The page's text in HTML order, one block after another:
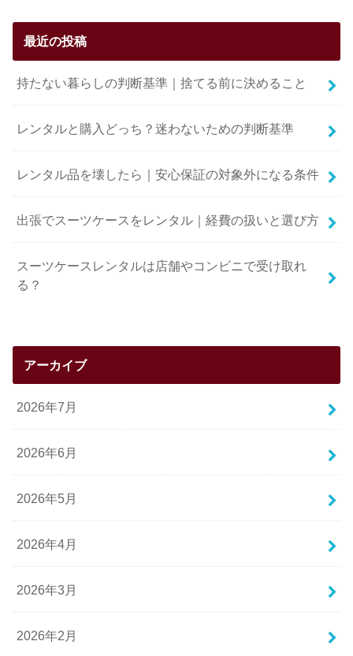
最近の投稿
持たない暮らしの判断基準｜捨てる前に決めること
レンタルと購入どっち？迷わないための判断基準
レンタル品を壊したら｜安心保証の対象外になる条件
出張でスーツケースをレンタル｜経費の扱いと選び方
スーツケースレンタルは店舗やコンビニで受け取れ
る？
アーカイブ
2026年7月
2026年6月
2026年5月
2026年4月
2026年3月
2026年2月